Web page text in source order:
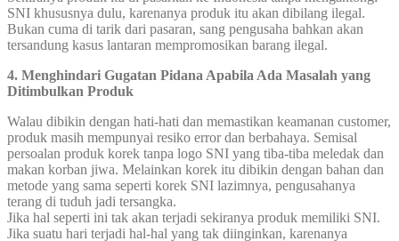
SNI khususnya dulu, karenanya produk itu akan dibilang ilegal.
Bukan cuma di tarik dari pasaran, sang pengusaha bahkan akan
tersandung kasus lantaran mempromosikan barang ilegal.
4. Menghindari Gugatan Pidana Apabila Ada Masalah yang
Ditimbulkan Produk
Walau dibikin dengan hati-hati dan memastikan keamanan customer,
produk masih mempunyai resiko error dan berbahaya. Semisal
persoalan produk korek tanpa logo SNI yang tiba-tiba meledak dan
makan korban jiwa. Melainkan korek itu dibikin dengan bahan dan
metode yang sama seperti korek SNI lazimnya, pengusahanya
terang di tuduh jadi tersangka.
Jika hal seperti ini tak akan terjadi sekiranya produk memiliki SNI.
Jika suatu hari terjadi hal-hal yang tak diinginkan, karenanya